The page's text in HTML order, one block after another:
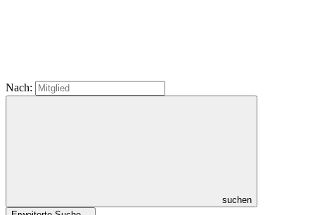
Nach:
suchen